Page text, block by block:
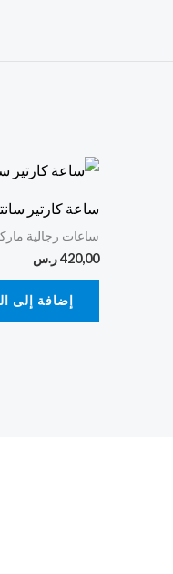
ساعة كارتير
ساعات رجالية
420,00ر.س
إضافة إلى